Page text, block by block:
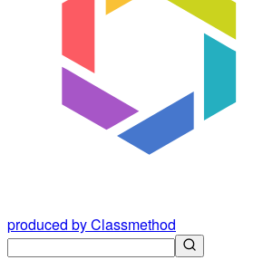
produced by Classmethod